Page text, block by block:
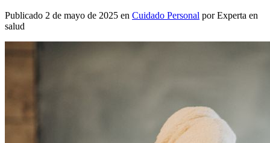
Publicado 2 de mayo de 2025 en Cuidado Personal por Experta en
salud